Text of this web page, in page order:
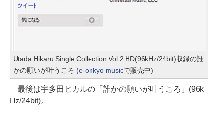
Utada Hikaru Single Collection Vol.2 HD(96kHz/24bit)収録の誰
かの願いが叶うころ (e-onkyo musicで販売中)
最後は宇多田ヒカルの「誰かの願いが叶うころ」(96k
Hz/24bit)。